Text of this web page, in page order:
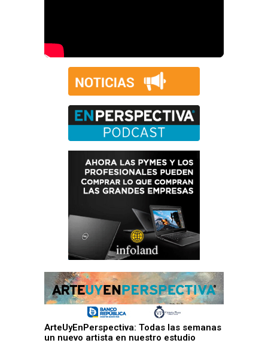
ArteUyEnPerspectiva: Todas las semanas
un nuevo artista en nuestro estudio